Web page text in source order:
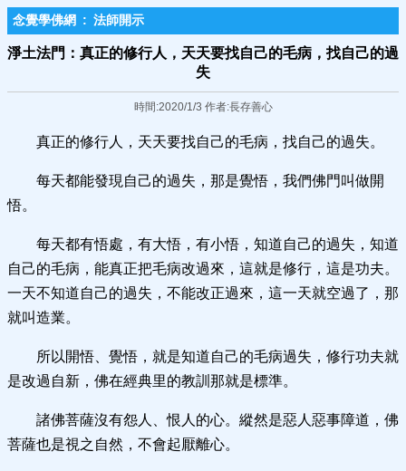
念覺學佛網 : 法師開示
淨土法門：真正的修行人，天天要找自己的毛病，找自己的過
失
時間:2020/1/3 作者:長存善心
真正的修行人，天天要找自己的毛病，找自己的過失。
每天都能發現自己的過失，那是覺悟，我們佛門叫做開
悟。
每天都有悟處，有大悟，有小悟，知道自己的過失，知道
自己的毛病，能真正把毛病改過來，這就是修行，這是功夫。
一天不知道自己的過失，不能改正過來，這一天就空過了，那
就叫造業。
所以開悟、覺悟，就是知道自己的毛病過失，修行功夫就
是改過自新，佛在經典里的教訓那就是標準。
諸佛菩薩沒有怨人、恨人的心。縱然是惡人惡事障道，佛
菩薩也是視之自然，不會起厭離心。